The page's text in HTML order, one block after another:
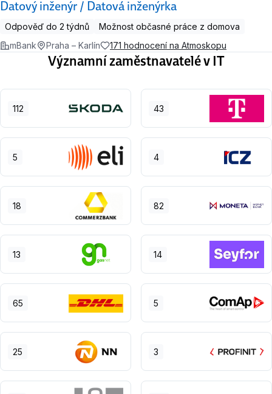
Datový inženýr / Datová inženýrka
Odpověď do 2 týdnů
Možnost občasné práce z domova
mBank
Praha – Karlín 171 hodnocení na Atmoskopu
Významní zaměstnavatelé v IT
112 43
5 4
18 82
13 14
65 5
25 3